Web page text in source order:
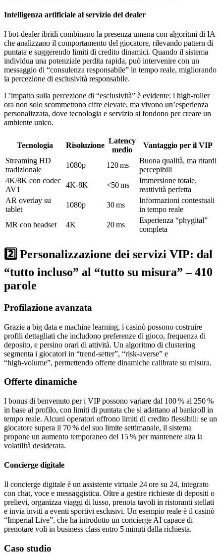
Intelligenza artificiale al servizio del dealer
I bot‑dealer ibridi combinano la presenza umana con algoritmi di IA
che analizzano il comportamento del giocatore, rilevando pattern di
puntata e suggerendo limiti di credito dinamici. Quando il sistema
individua una potenziale perdita rapida, può intervenire con un
messaggio di “consulenza responsabile” in tempo reale, migliorando
la percezione di esclusività responsabile.
L’impatto sulla percezione di “esclusività” è evidente: i high‑roller
ora non solo scommettono cifre elevate, ma vivono un’esperienza
personalizzata, dove tecnologia e servizio si fondono per creare un
ambiente unico.
Tecnologia Risoluzione
Latency
medio
Vantaggio per il VIP
Streaming HD
tradizionale
1080p 120 ms
Buona qualità, ma ritardi
percepibili
4K/8K con codec
AV1
4K‑8K <50 ms
Immersione totale,
reattività perfetta
AR overlay su
tablet
1080p 30 ms
Informazioni contestuali
in tempo reale
MR con headset
4K 20 ms
Esperienza “phygital”
completa
2️⃣ Personalizzazione dei servizi VIP: dal
“tutto incluso” al “tutto su misura” – 410
parole
Profilazione avanzata
Grazie a big data e machine learning, i casinò possono costruire
profili dettagliati che includono preferenze di gioco, frequenza di
deposito, e persino orari di attività. Un algoritmo di clustering
segmenta i giocatori in “trend‑setter”, “risk‑averse” e
“high‑volume”, permettendo offerte dinamiche calibrate su misura.
Offerte dinamiche
I bonus di benvenuto per i VIP possono variare dal 100 % al 250 %
in base al profilo, con limiti di puntata che si adattano al bankroll in
tempo reale. Alcuni operatori offrono limiti di credito flessibili: se un
giocatore supera il 70 % del suo limite settimanale, il sistema
propone un aumento temporaneo del 15 % per mantenere alta la
volatilità desiderata.
Concierge digitale
Il concierge digitale è un assistente virtuale 24 ore su 24, integrato
con chat, voce e messaggistica. Oltre a gestire richieste di depositi o
prelievi, organizza viaggi di lusso, prenota tavoli in ristoranti stellati
e invia inviti a eventi sportivi esclusivi. Un esempio reale è il casinò
“Imperial Live”, che ha introdotto un concierge AI capace di
prenotare voli in business class entro 5 minuti dalla richiesta.
Caso studio